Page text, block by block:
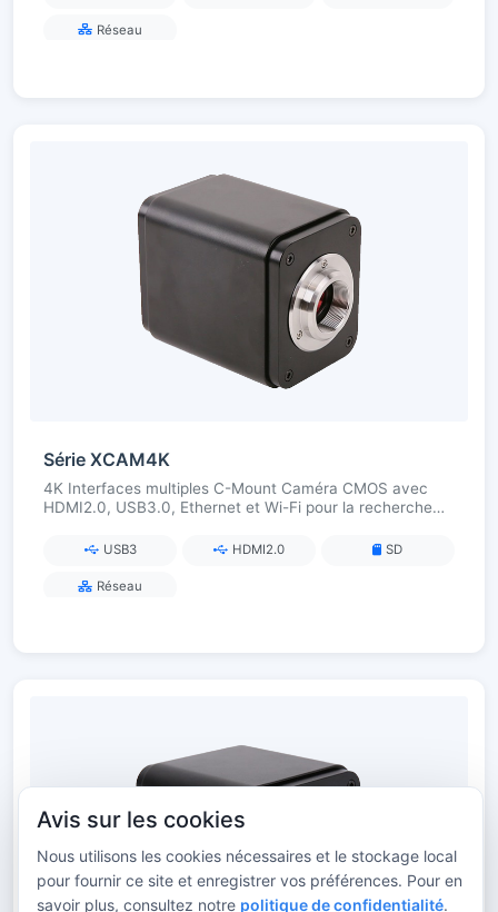
Réseau
Série XCAM4K
4K Interfaces multiples C-Mount Caméra CMOS avec
HDMI2.0, USB3.0, Ethernet et Wi-Fi pour la recherche
USB3 HDMI2.0 SD
Réseau
Avis sur les cookies
Nous utilisons les cookies nécessaires et le stockage local
pour fournir ce site et enregistrer vos préférences. Pour en
savoir plus, consultez notre politique de confidentialité.